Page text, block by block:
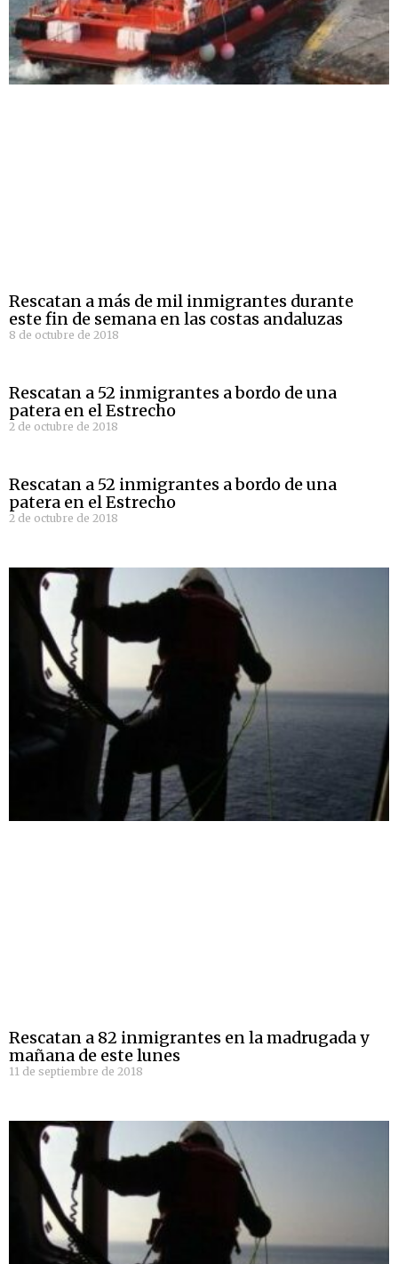
Rescatan a más de mil inmigrantes durante
este fin de semana en las costas andaluzas
8 de octubre de 2018
Rescatan a 52 inmigrantes a bordo de una
patera en el Estrecho
2 de octubre de 2018
Rescatan a 52 inmigrantes a bordo de una
patera en el Estrecho
2 de octubre de 2018
Rescatan a 82 inmigrantes en la madrugada y
mañana de este lunes
11 de septiembre de 2018